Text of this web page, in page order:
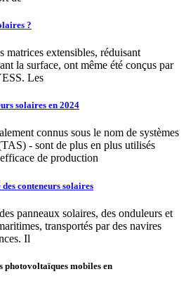
?
matrices extensibles, réduisant
la surface, ont même été conçus par
Les
solaires en 2024
connus sous le nom de systèmes
- sont de plus en plus utilisés
de production
conteneurs solaires
panneaux solaires, des onduleurs et
transportés par des navires
Il
photovoltaïques mobiles en